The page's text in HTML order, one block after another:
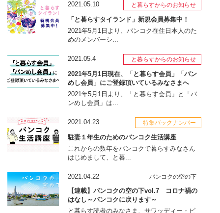
2021.05.10 と暮らすからのお知らせ
「と暮らすタイランド」新規会員募集中！
2021年5月1日より、バンコク在住日本人のた
めのメンバーシ...
2021.05.4 と暮らすからのお知らせ
2021年5月1日現在、「と暮らす会員」「バン
めし会員」にご登録頂いているみなさまへ
2021年5月1日より、「と暮らす会員」と「バ
ンめし会員」は...
2021.04.23 特集バックナンバー
駐妻１年生のためのバンコク生活講座
これからの数年をバンコクで暮らすみなさん
はじめまして、と暮...
2021.04.22 バンコクの空の下
【連載】バンコクの空の下vol.7 コロナ禍の
はなし～バンコクに戻ります～
と暮らす読者のみなさま、サワッディー・ピ